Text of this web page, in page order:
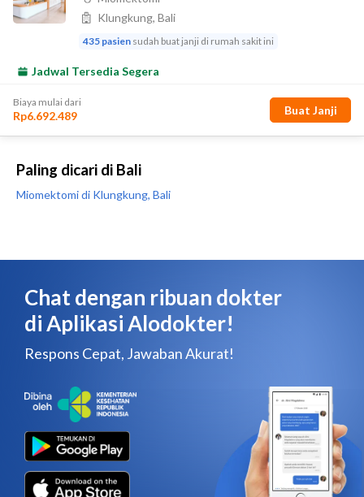
Paling dicari di Bali
Miomektomi di Klungkung, Bali